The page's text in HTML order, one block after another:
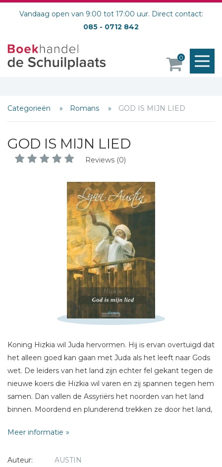
Vandaag open van 9:00 tot 17:00 uur. Direct contact:
085 - 0712 842
0
Categorieën Romans GOD IS MIJN LIED
GOD IS MIJN LIED
Reviews (0)
Koning Hizkia wil Juda hervormen. Hij is ervan overtuigd dat
het alleen goed kan gaan met Juda als het leeft naar Gods
wet. De leiders van het land zijn echter fel gekant tegen de
nieuwe koers die Hizkia wil varen en zij spannen tegen hem
samen. Dan vallen de Assyriërs het noorden van het land
binnen. Moordend en plunderend trekken ze door het land,
Hoe moet Hizkia zijn land beschermen tegen deze
gesteld. Zal God Zijn beloften van voorspoed en zegen
Meer informatie
Auteur:
AUSTIN
Schrijf hieronder je review!
Naam *
E-mail *
Titel *
Bericht *